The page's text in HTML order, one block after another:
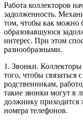
Работа коллекторов
задолженность.
том, чтобы как можно
образовавшуюся
интерес. При этом
разнообразными.
1. Звонки.
того, чтобы
родственникам,
такие звонки могут в
должнику приходится
номера телефонов.